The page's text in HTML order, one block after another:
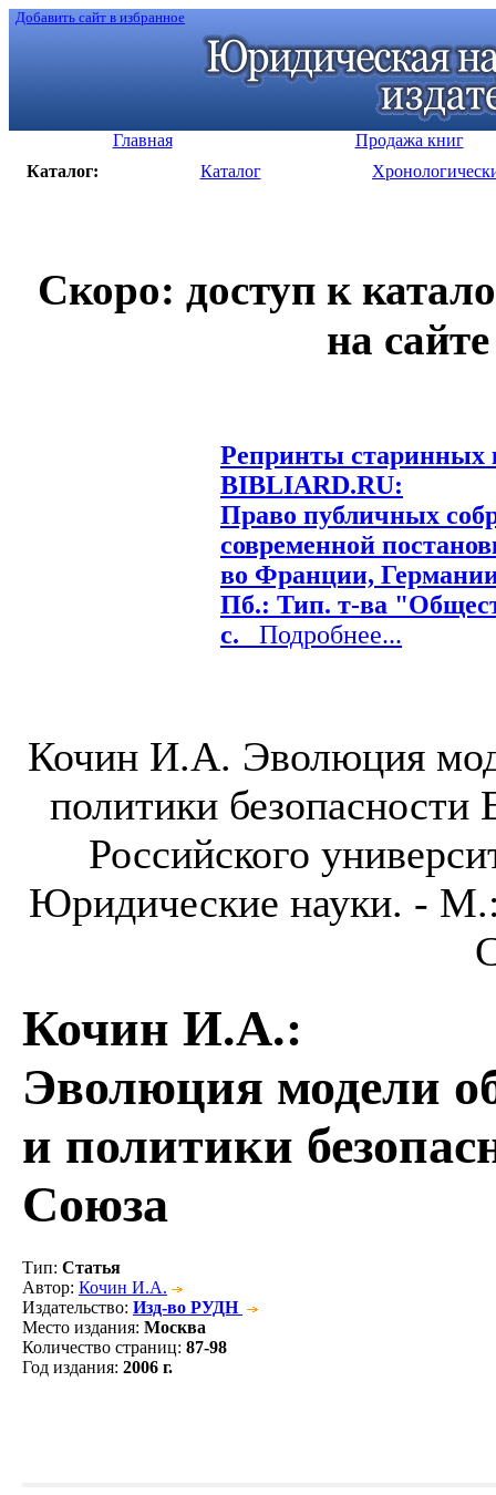
Добавить сайт в избранное
Главная
Продажа книг
Каталог:
Каталог
Скоро: доступ к
на
Репринты старинных
BIBLIARD.RU:
Право публичных
современной
во Франции,
Пб.: Тип. т-ва
с. Подробнее...
Кочин И.А. Эволюция
политики
Российского
Юридические науки. -
Кочин И.А.:
Эволюция модели
и политики
Союза
Тип: Статья
Автор: Кочин И.А.
Издательство: Изд-во РУДН
Место издания: Москва
Количество страниц: 87-98
Год издания: 2006 г.